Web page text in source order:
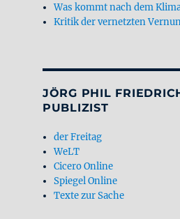
Was kommt nach dem
Kritik der vernetzten
JÖRG PHIL
PUBLIZIST
der Freitag
WeLT
Cicero Online
Spiegel Online
Texte zur Sache